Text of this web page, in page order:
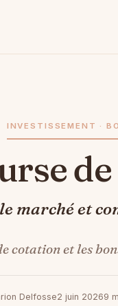
INVESTISSEMENT ·
marché et
cotation et les
Delfosse2 juin 20269